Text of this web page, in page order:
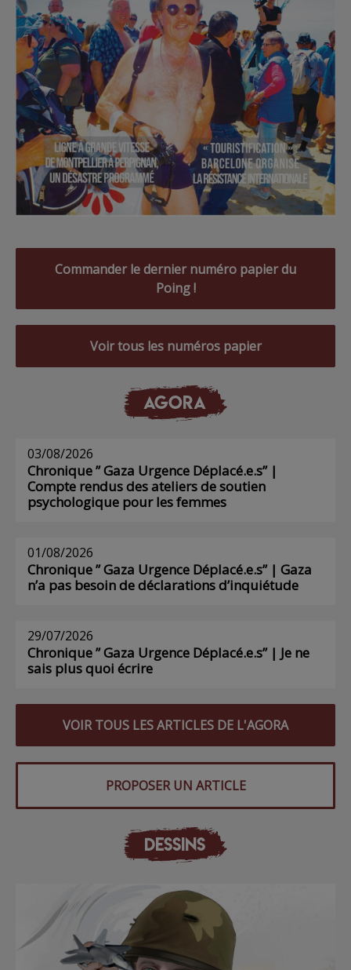
Commander le dernier numéro papier du
Poing !
Voir tous les numéros papier
AGORA
03/08/2026
Chronique ” Gaza Urgence Déplacé.e.s” |
Compte rendus des ateliers de soutien
psychologique pour les femmes
01/08/2026
Chronique ” Gaza Urgence Déplacé.e.s” | Gaza
n’a pas besoin de déclarations d’inquiétude
29/07/2026
Chronique ” Gaza Urgence Déplacé.e.s” | Je ne
sais plus quoi écrire
VOIR TOUS LES ARTICLES DE L'AGORA
PROPOSER UN ARTICLE
DESSINS